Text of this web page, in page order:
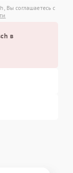
Вы соглашаетесь с
в